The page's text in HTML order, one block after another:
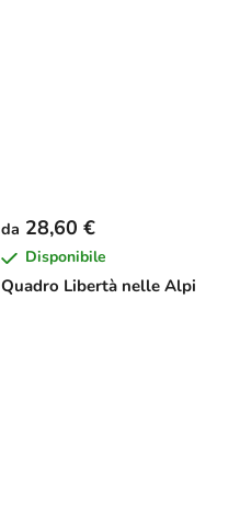
Quadro Libertà nelle Alpi
da 28,60 €
Disponibile